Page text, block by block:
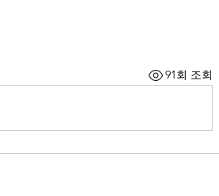
91회 조회